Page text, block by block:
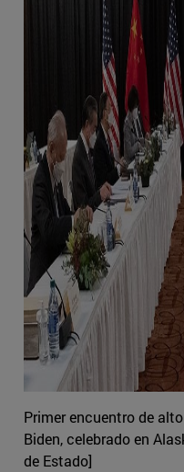
Primer encuentro de
Biden, celebrado en
de Estado]